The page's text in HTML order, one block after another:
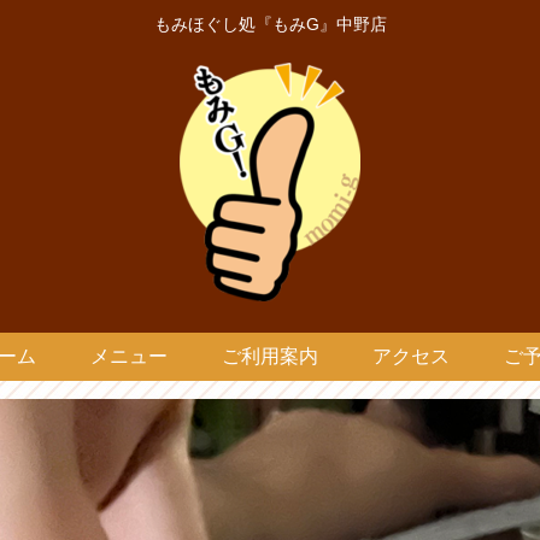
もみほぐし処『もみG』中野店
ム メニュー ご利用案内 アクセス ご